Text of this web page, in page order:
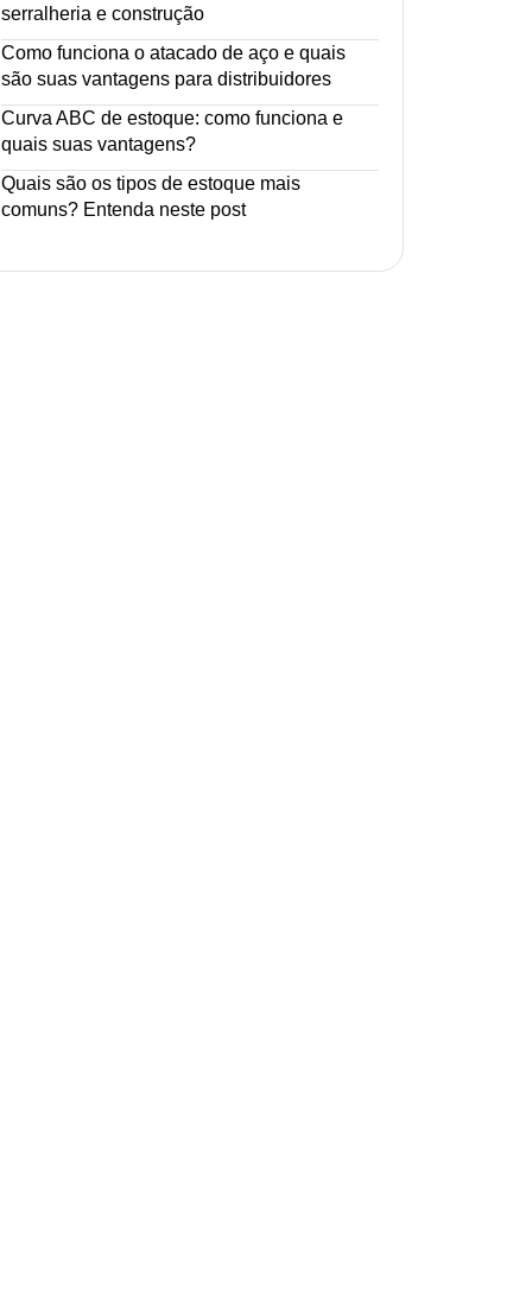
serralheria e construção
Como funciona o atacado de aço e quais
são suas vantagens para distribuidores
Curva ABC de estoque: como funciona e
quais suas vantagens?
Quais são os tipos de estoque mais
comuns? Entenda neste post